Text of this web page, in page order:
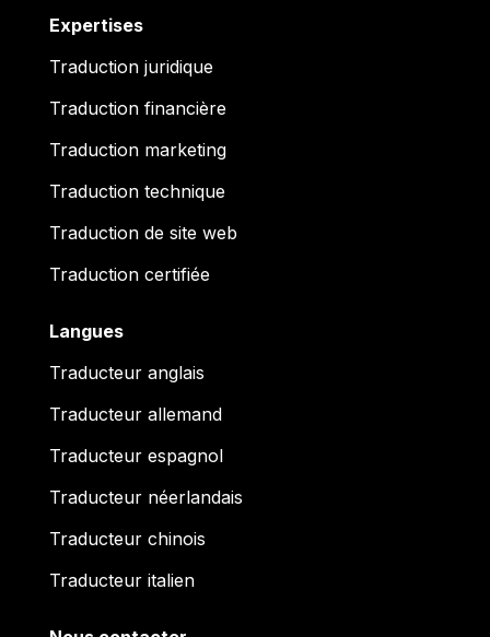
Expertises
Traduction juridique
Traduction financière
Traduction marketing
Traduction technique
Traduction de site web
Traduction certifiée
Langues
Traducteur anglais
Traducteur allemand
Traducteur espagnol
Traducteur néerlandais
Traducteur chinois
Traducteur italien